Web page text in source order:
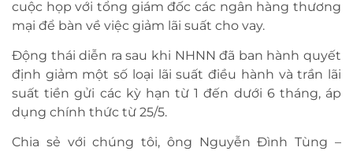
cuộc họp với tổng giám đốc các ngân hàng thương
mại để bàn về việc giảm lãi suất cho vay.
Động thái diễn ra sau khi NHNN đã ban hành quyết
định giảm một số loại lãi suất điều hành và trần lãi
suất tiền gửi các kỳ hạn từ 1 đến dưới 6 tháng, áp
dụng chính thức từ 25/5.
Chia sẻ với chúng tôi, ông Nguyễn Đình Tùng –